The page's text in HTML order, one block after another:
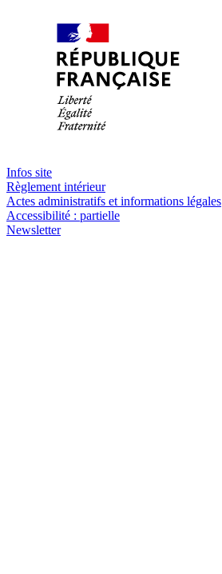
Infos site
Règlement intérieur
Actes administratifs et informations légales
Accessibilité : partielle
Newsletter